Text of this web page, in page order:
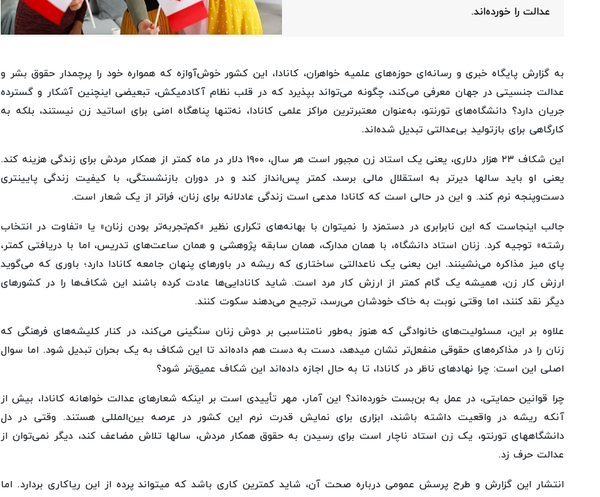
عدالت را خورده‌اند.
به گزارش پایگاه خبری و رسانه‌ای حوزه‌های علمیه خواهران، کانادا، این کشور خوش‌آوازه که همواره خود را پرچمدار حقوق بشر و
عدالت جنسیتی در جهان معرفی می‌کند، چگونه می‌تواند بپذیرد که در قلب نظام آکادمیکش، تبعیضی اینچنین آشکار و گسترده
جریان دارد؟ دانشگاه‌های تورنتو، به‌عنوان معتبرترین مراکز علمی کانادا، نه‌تنها پناهگاه امنی برای اساتید زن نیستند، بلکه به
کارگاهی برای بازتولید بی‌عدالتی تبدیل شده‌اند.
این شکاف ۲۳ هزار دلاری، یعنی یک استاد زن مجبور است هر سال، ۱۹۰۰ دلار در ماه کمتر از همکار مردش برای زندگی هزینه کند.
یعنی او باید سالها دیرتر به استقلال مالی برسد، کمتر پس‌انداز کند و در دوران بازنشستگی، با کیفیت زندگی پایینتری
دست‌وپنجه نرم کند. و این در حالی است که کانادا مدعی است زندگی عادلانه برای زنان، فراتر از یک شعار است.
جالب اینجاست که این نابرابری در دستمزد را نمیتوان با بهانه‌های تکراری نظیر «کم‌تجربه‌تر بودن زنان» یا «تفاوت در انتخاب
رشته» توجیه کرد. زنان استاد دانشگاه، با همان مدارک، همان سابقه پژوهشی و همان ساعت‌های تدریس، اما با دریافتی کمتر،
پای میز مذاکره می‌نشینند. این یعنی یک ناعدالتی ساختاری که ریشه در باورهای پنهان جامعه کانادا دارد؛ باوری که می‌گوید
ارزش کار زن، همیشه یک گام کمتر از ارزش کار مرد است. شاید کانادایی‌ها عادت کرده باشند این شکاف‌ها را در کشورهای
دیگر نقد کنند، اما وقتی نوبت به خاک خودشان می‌رسد، ترجیح می‌دهند سکوت کنند.
علاوه بر این، مسئولیت‌های خانوادگی که هنوز به‌طور نامتناسبی بر دوش زنان سنگینی می‌کند، در کنار کلیشه‌های فرهنگی که
زنان را در مذاکره‌های حقوقی منفعل‌تر نشان میدهد، دست به دست هم داده‌اند تا این شکاف به یک بحران تبدیل شود. اما سوال
اصلی این است: چرا نهادهای ناظر در کانادا، تا به حال اجازه داده‌اند این شکاف عمیق‌تر شود؟
چرا قوانین حمایتی، در عمل به بن‌بست خورده‌اند؟ این آمار، مهر تأییدی است بر اینکه شعارهای عدالت خواهانه کانادا، بیش از
آنکه ریشه در واقعیت داشته باشند، ابزاری برای نمایش قدرت نرم این کشور در عرصه بین‌المللی هستند. وقتی در دل
دانشگاههای تورنتو، یک زن استاد ناچار است برای رسیدن به حقوق همکار مردش، سالها تلاش مضاعف کند، دیگر نمی‌توان از
عدالت حرف زد.
انتشار این گزارش و طرح پرسش عمومی درباره صحت آن، شاید کمترین کاری باشد که میتواند پرده از این ریاکاری بردارد. اما